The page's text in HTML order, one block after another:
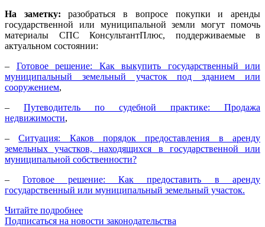
На заметку: разобраться в вопросе покупки и аренды
государственной или муниципальной земли могут помочь
материалы СПС КонсультантПлюс, поддерживаемые в
актуальном состоянии:
– Готовое решение: Как выкупить государственный или
муниципальный земельный участок под зданием или
сооружением,
– Путеводитель по судебной практике: Продажа
недвижимости,
–Ситуация: Каков порядок предоставления в аренду
земельных участков, находящихся в государственной или
муниципальной собственности?
–Готовое решение: Как предоставить в аренду
государственный или муниципальный земельный участок.
Читайте подробнее
Подписаться на новости законодательства